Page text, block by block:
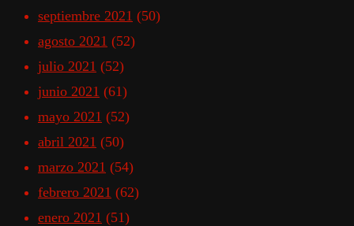
septiembre 2021 (50)
agosto 2021 (52)
julio 2021 (52)
junio 2021 (61)
mayo 2021 (52)
abril 2021 (50)
marzo 2021 (54)
febrero 2021 (62)
enero 2021 (51)